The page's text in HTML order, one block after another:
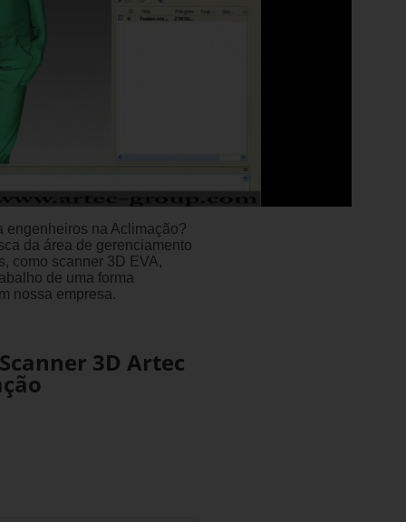
engenheiros na Aclimação?
da área de gerenciamento
como scanner 3D EVA,
de uma forma
nossa empresa.
3D Artec